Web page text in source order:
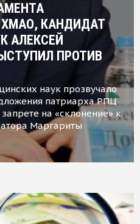
ХМАО, КАНДИДАТ
АЛЕКСЕЙ
ПРОТИВ
наук прозвучало
патриарха РПЦ
на «склонение» к
Маргариты